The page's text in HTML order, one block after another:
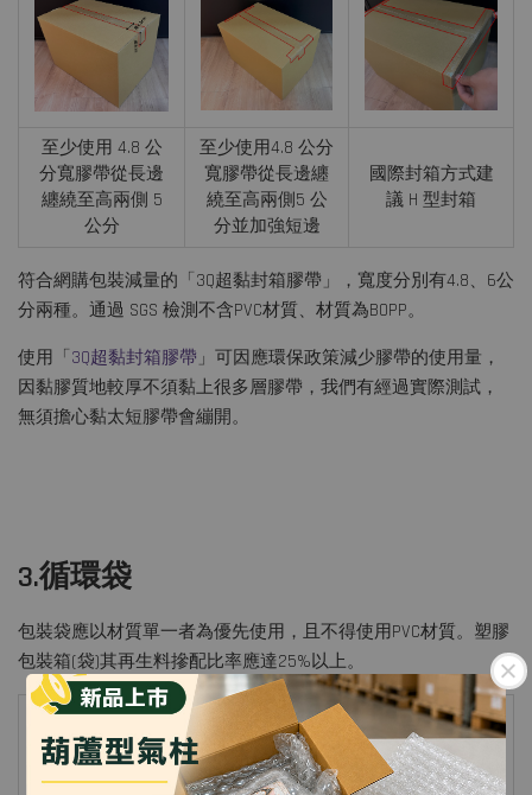
至少使用 4.8 公
分寬膠帶從長邊
纏繞至高兩側 5
公分
至少使用4.8 公分
寬膠帶從長邊纏
繞至高兩側5 公
分並加強短邊
國際封箱方式建
議 H 型封箱
符合網購包裝減量的「3Q超黏封箱膠帶」，寬度分別有4.8、6公
分兩種。通過 SGS 檢測不含PVC材質、材質為BOPP。
使用「3Q超黏封箱膠帶 」可因應環保政策減少膠帶的使用量，
因黏膠質地較厚不須黏上很多層膠帶，我們有經過實際測試，
無須擔心黏太短膠帶會繃開。
3.循環袋
包裝袋應以材質單一者為優先使用，且不得使用PVC材質。塑膠
包裝箱(袋)其再生料摻配比率應達25%以上。